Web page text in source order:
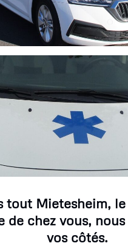
tout Mietesheim, le
de chez vous,
vos côtés.